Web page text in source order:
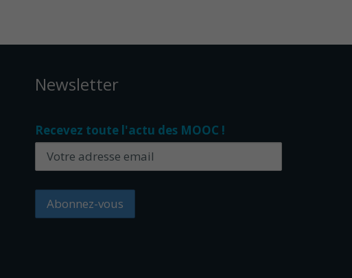
Newsletter
Recevez toute l'actu des MOOC !